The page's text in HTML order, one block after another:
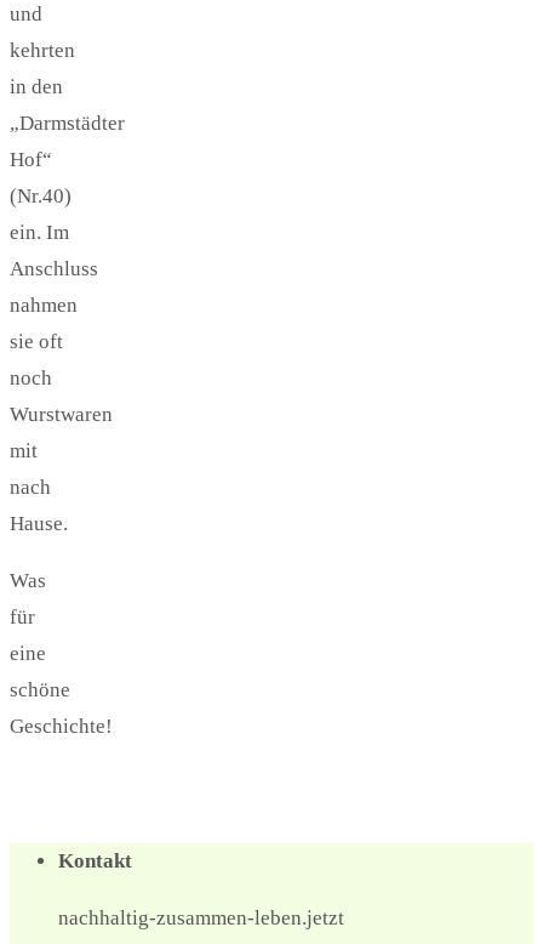
und
kehrten
in den
„Darmstädter
Hof“
(Nr.40)
ein. Im
Anschluss
nahmen
sie oft
noch
Wurstwaren
mit
nach
Hause.
Was
für
eine
schöne
Geschichte!
Kontakt
nachhaltig-zusammen-leben.jetzt